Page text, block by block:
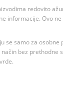
redovito
informacije. Ovo
se samo za osobne
bez prethodne